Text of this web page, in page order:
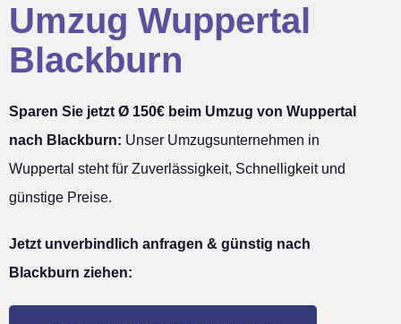
Umzug Wuppertal
Blackburn
Sparen Sie jetzt Ø 150€ beim Umzug von Wuppertal
nach Blackburn: Unser Umzugsunternehmen in
Wuppertal steht für Zuverlässigkeit, Schnelligkeit und
günstige Preise.
Jetzt unverbindlich anfragen & günstig nach
Blackburn ziehen: